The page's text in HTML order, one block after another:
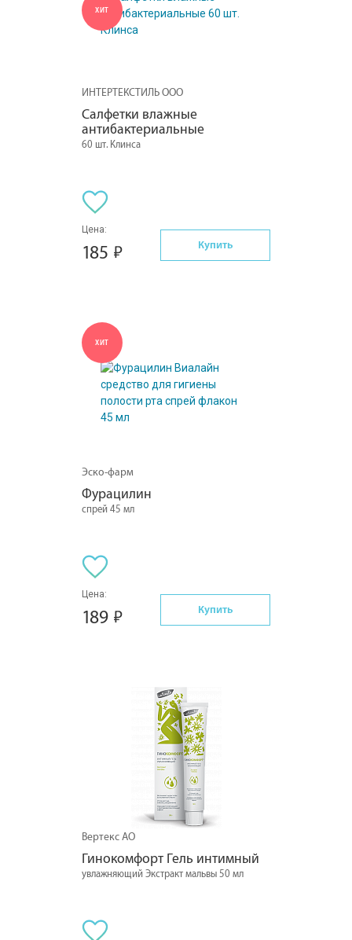
ХИТ
ИНТЕРТЕКСТИЛЬ ООО
Салфетки влажные
антибактериальные
60 шт. Клинса
Цена:
185 Купить
ХИТ
Эско-фарм
Фурацилин
спрей 45 мл
Цена:
189 Купить
Вертекс АО
Гинокомфорт Гель интимный
увлажняющий Экстракт мальвы 50 мл